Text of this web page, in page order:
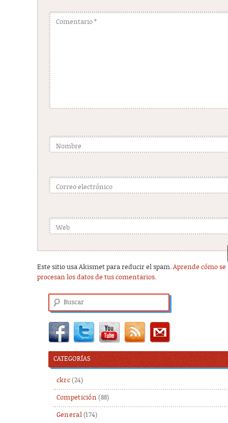
Comentario*
Nombre
Correo electrónico
Web
Este sitio usa Akismet para reducir el spam.Aprende cómo se
procesan los datos de tus comentarios.
Buscar
CATEGORÍAS
ckrc(24)
Competición (88)
General(174)